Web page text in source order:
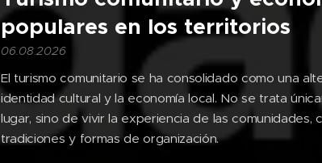
populares en los territorios
06.08.2026
El turismo comunitario se ha consolidado como una
identidad cultural y la economía local. No se trata
lugar, sino de vivir la experiencia de las comunidades,
tradiciones y formas de organización.